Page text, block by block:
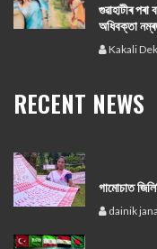
গুৱাহাটীৰ
অধিবক্তা
Kakali
RECENT NEWS
গামোচাত
dainik